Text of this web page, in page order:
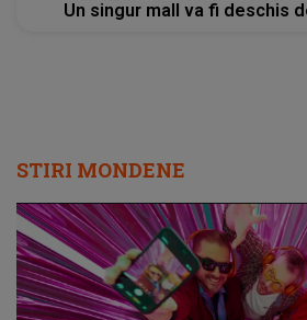
Un singur mall va fi deschis
STIRI MONDENE